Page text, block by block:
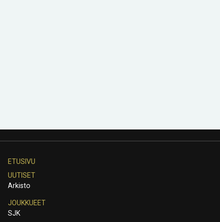
ETUSIVU
UUTISET
Arkisto
JOUKKUEET
SJK